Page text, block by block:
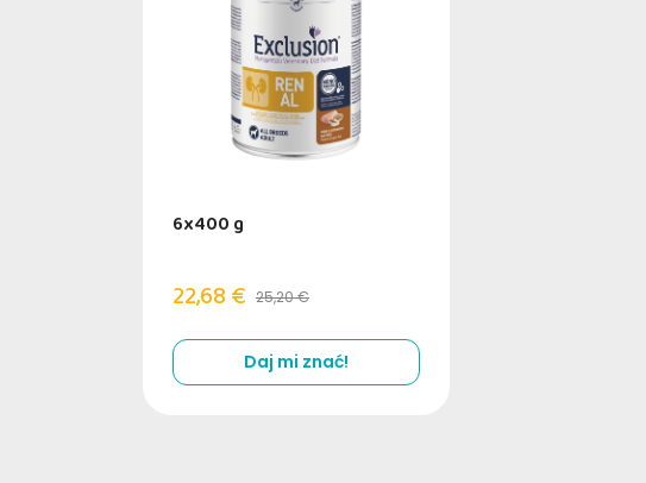
6x400 g
22,68 € 25,20 €
Daj mi znać!